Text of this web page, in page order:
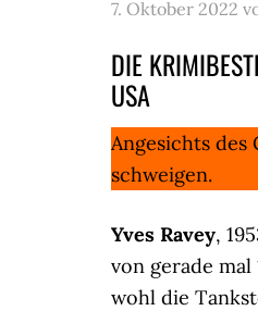
7. Oktober 2022
DIE
USA
Angesichts
schweigen.
Yves Ravey,
von gerade
wohl die